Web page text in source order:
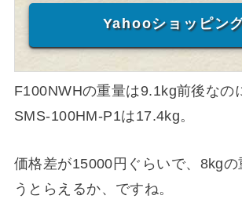
Yahooショッピン
F100NWHの重量は9.1kg前後なの
SMS-100HM-P1は17.4kg。
価格差が15000円ぐらいで、8kg
うとらえるか、ですね。